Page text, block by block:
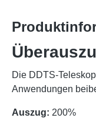
Die DDTS-
Anwendungen
Auszug: 200%